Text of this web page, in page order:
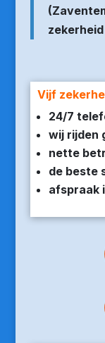
Vijf
24/7
wij rijden
nette
de beste
afspraak